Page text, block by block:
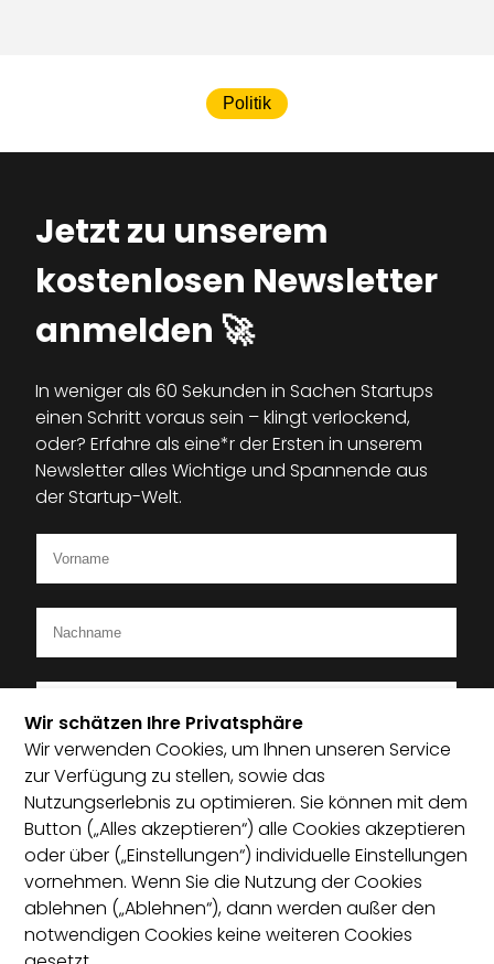
Politik
Jetzt zu unserem
kostenlosen Newsletter
anmelden 🚀
In weniger als 60 Sekunden in Sachen Startups
einen Schritt voraus sein – klingt verlockend,
oder? Erfahre als eine*r der Ersten in unserem
Newsletter alles Wichtige und Spannende aus
der Startup-Welt.
Ich bin Mitglied im Startup-Verband
Ich habe die Datenschutzerklärung zur Kenntnis
genommen und bin damit einverstanden, dass die von
mir angegebenen Daten elektronisch erhoben und
gespeichert werden. Mit dem Absenden erkläre ich mich
mit der Verarbeitung einverstanden.
Wir schätzen Ihre Privatsphäre
Wir verwenden Cookies, um Ihnen unseren Service
zur Verfügung zu stellen, sowie das
Nutzungserlebnis zu optimieren. Sie können mit dem
Button („Alles akzeptieren“) alle Cookies akzeptieren
oder über („Einstellungen“) individuelle Einstellungen
vornehmen. Wenn Sie die Nutzung der Cookies
ablehnen („Ablehnen“), dann werden außer den
notwendigen Cookies keine weiteren Cookies